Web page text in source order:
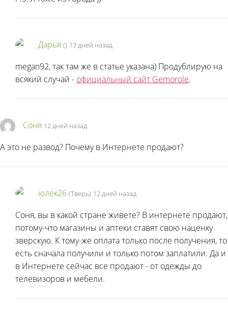
Дарья () 13 дней назад
megan92, так там же в статье указана) Продублирую на
всякий случай - официальный сайт Gemorole.
Соня 12 дней назад
А это не развод? Почему в Интернете продают?
юлек26 (Тверь) 12 дней назад
Соня, вы в какой стране живете? В интернете продают,
потому-что магазины и аптеки ставят свою наценку
зверскую. К тому-же оплата только после получения, то
есть сначала получили и только потом заплатили. Да и
в Интернете сейчас все продают - от одежды до
телевизоров и мебели.